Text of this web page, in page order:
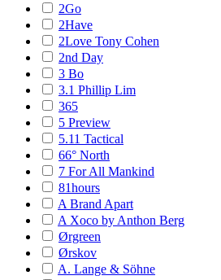
2Go
2Have
2Love Tony Cohen
2nd Day
3 Bo
3.1 Phillip Lim
365
5 Preview
5.11 Tactical
66° North
7 For All Mankind
81hours
A Brand Apart
A Xoco by Anthon Berg
Ørgreen
Ørskov
A. Lange & Söhne